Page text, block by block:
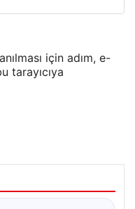
için adım, e-
tarayıcıya